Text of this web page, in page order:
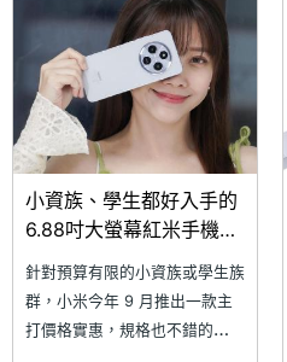
算優化每張照片的細節表現。隨
小資族、學生都好入手的
6.88吋大螢幕紅米手機！
路最低價不用3千
4(2024.12)
針對預算有限的小資族或學生族
群，小米今年 9 月推出一款主
打價格實惠，規格也不錯的